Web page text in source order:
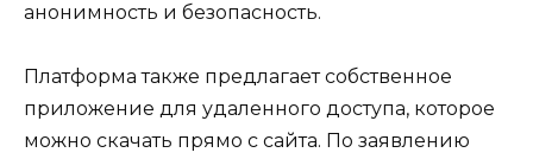
анонимность и безопасность.
Платформа также предлагает собственное
приложение для удаленного доступа, которое
можно скачать прямо с сайта. По заявлению